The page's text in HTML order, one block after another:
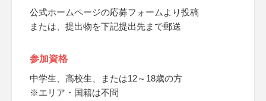
公式ホームページの応募フォームより投稿
または、提出物を下記提出先まで郵送
参加資格
中学生、高校生、または12～18歳の方
※エリア・国籍は不問